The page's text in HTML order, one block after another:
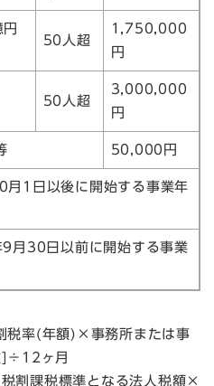
50人超
1,750,000
円
50人超
3,000,000
円
50,000円
月1日以後に開始する事業年
月30日以前に開始する事業
税率(年額)×事務所または事
]÷12ヶ月
割課税標準となる法人税額×